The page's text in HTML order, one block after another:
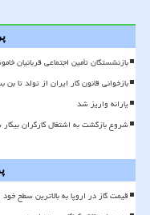
بازنشستگان تأمین اجتماعی قربانیان
بازخوانی قانون کار ایران از تولد تا
یارانه واریز شد
شروع بازگشت به اشتغال کارگران
قیمت گاز در اروپا به بالاترین سطح خود از 2023